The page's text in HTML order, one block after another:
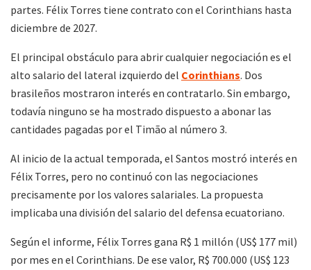
partes. Félix Torres tiene contrato con el Corinthians hasta
diciembre de 2027.
El principal obstáculo para abrir cualquier negociación es el
alto salario del lateral izquierdo del Corinthians. Dos
brasileños mostraron interés en contratarlo. Sin embargo,
todavía ninguno se ha mostrado dispuesto a abonar las
cantidades pagadas por el Timão al número 3.
Al inicio de la actual temporada, el Santos mostró interés en
Félix Torres, pero no continuó con las negociaciones
precisamente por los valores salariales. La propuesta
implicaba una división del salario del defensa ecuatoriano.
Según el informe, Félix Torres gana R$ 1 millón (US$ 177 mil)
por mes en el Corinthians. De ese valor, R$ 700.000 (US$ 123